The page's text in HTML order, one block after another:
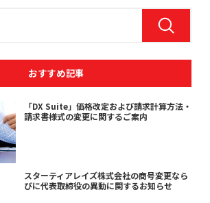
おすすめ記事
「DX Suite」価格改定および請求計算方法・
請求書様式の変更に関するご案内
スターティアレイズ株式会社の商号変更なら
びに代表取締役の異動に関するお知らせ